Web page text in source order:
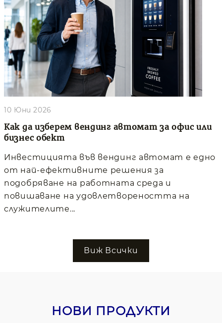
Как да изберем вендинг автомат за офис или
бизнес обект
10 Юни 2026
Инвестицията във вендинг автомат е едно
от най-ефективните решения за
подобряване на работната среда и
повишаване на удовлетвореността на
служителите...
Виж Всички
НОВИ ПРОДУКТИ